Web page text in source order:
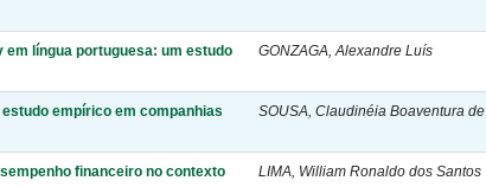
língua portuguesa: um estudo
GONZAGA, Alexandre Luís
empírico em companhias
SOUSA, Claudinéia Boaventura de
financeiro no contexto
LIMA, William Ronaldo dos Santos